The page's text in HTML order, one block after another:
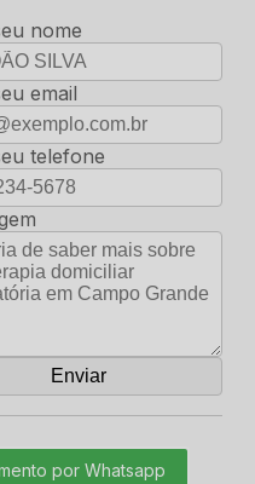
nome
email
telefone
por Whatsapp